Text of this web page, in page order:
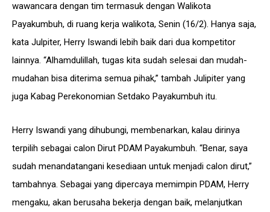
wawancara dengan tim termasuk dengan Walikota
Payakumbuh, di ruang kerja walikota, Senin (16/2). Hanya saja,
kata Julpiter, Herry Iswandi lebih baik dari dua kompetitor
lainnya. “Alhamdulillah, tugas kita sudah selesai dan mudah-
mudahan bisa diterima semua pihak,” tambah Julipiter yang
juga Kabag Perekonomian Setdako Payakumbuh itu.
Herry Iswandi yang dihubungi, membenarkan, kalau dirinya
terpilih sebagai calon Dirut PDAM Payakumbuh. “Benar, saya
sudah menandatangani kesediaan untuk menjadi calon dirut,”
tambahnya. Sebagai yang dipercaya memimpin PDAM, Herry
mengaku, akan berusaha bekerja dengan baik, melanjutkan